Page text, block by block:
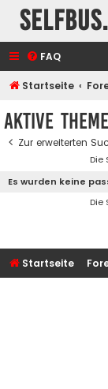
FAQ
Startseite
Aktive
Zur erweiterten
Die
Es wurden keine
Die
Startseite